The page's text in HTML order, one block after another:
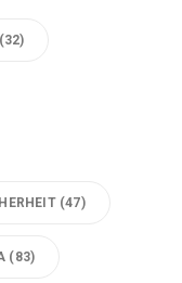
(32)
(47)
(83)